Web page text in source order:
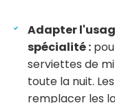
Adapter
spécialité :
serviettes de
toute la nuit.
remplacer les